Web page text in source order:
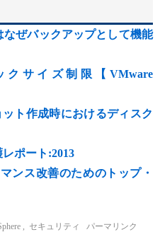
ぜバックアップとして機能
クサイズ制限【VMware
ト作成時におけるディスク
ポート:2013
ンス改善のためのトップ・
セキュリティ パーマリンク